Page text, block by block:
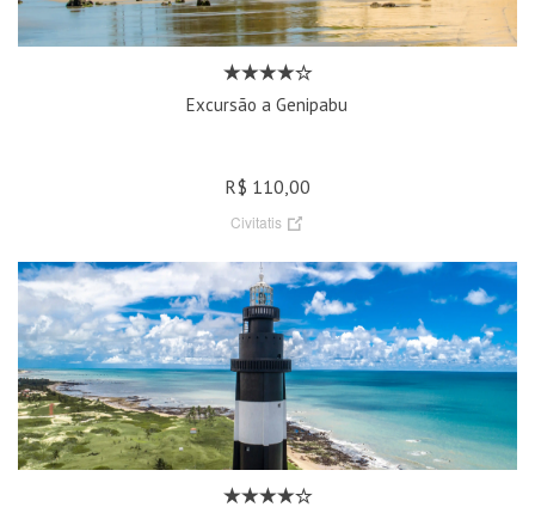
Excursão a Genipabu
R$ 110,00
Civitatis